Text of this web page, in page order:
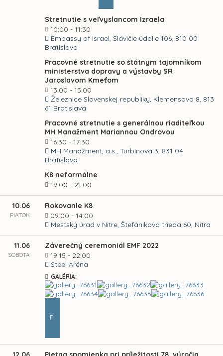
Stretnutie s veľvyslancom Izraela
10:00 - 11:30
Embassy of Israel, Slávičie údolie 106, 810 00
Bratislava
Pracovné stretnutie so štátnym tajomníkom
ministerstva dopravy a výstavby SR
Jaroslavom Kmeťom
13:00 - 15:00
Železnice Slovenskej republiky, Klemensova 8, 813
61 Bratislava
Pracovné stretnutie s generálnou riaditeľkou
MH Manažment Mariannou Ondrovou
16:30 - 17:30
MH Manažment, a.s., Turbínová 3, 831 04
Bratislava
K8 neformálne
19:00 - 21:00
10.06
PIATOK
Rokovanie K8
09:00 - 14:00
Mestský úrad v Nitre, Štefánikova trieda 60, Nitra
11.06
SOBOTA
Záverečný ceremoniál EMF 2022
19:15 - 22:00
Steel Aréna
GALÉRIA: